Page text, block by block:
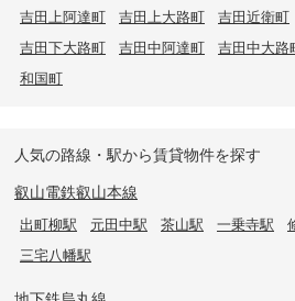
吉田上阿達町
吉田上大路町 吉田近衛町
吉田下大路町
吉田中阿達町 吉田中大路
和国町
人気の路線・駅から賃貸物件を探す
叡山電鉄叡山本線
出町柳駅 元田中駅 茶山駅 一乗寺駅
三宅八幡駅